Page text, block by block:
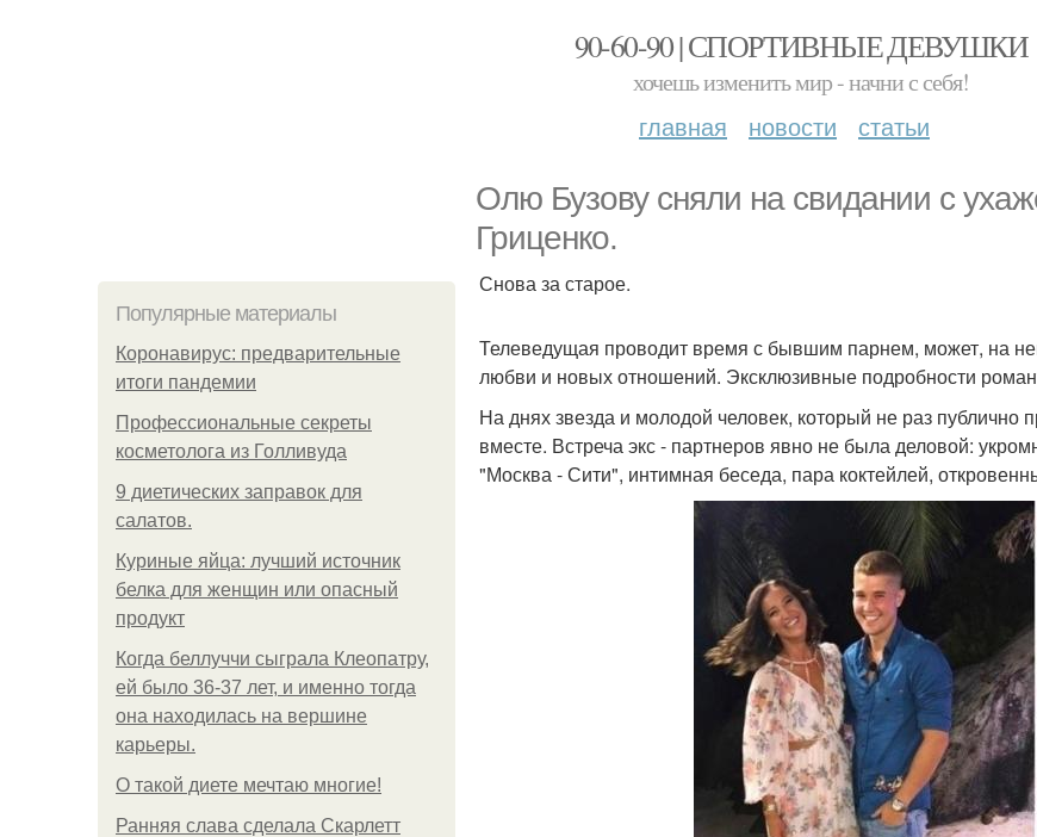
90-60-90 | СПОРТИВНЫЕ ДЕВУШКИ
хочешь изменить мир - начни с себя!
главная новости статьи
Олю Бузову сняли на свидании с
Гриценко.
Популярные материалы
Коронавирус: предварительные
итоги пандемии
Профессиональные секреты
косметолога из Голливуда
9 диетических заправок для
салатов.
Куриные яйца: лучший источник
белка для женщин или опасный
продукт
Когда беллуччи сыграла Клеопатру,
ей было 36-37 лет, и именно тогда
она находилась на вершине
карьеры.
О такой диете мечтаю многие!
Ранняя слава сделала Скарлетт
Снова за старое.
Телеведущая проводит время с бывшим парнем, может, на
любви и новых отношений. Эксклюзивные подробности
На днях звезда и молодой человек, который не раз
вместе. Встреча экс - партнеров явно не была деловой:
"Москва - Сити", интимная беседа, пара коктейлей,